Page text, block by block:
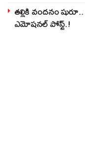
తల్లికి వందనం
ఎమోషనల్ పోస్ట్‌.!